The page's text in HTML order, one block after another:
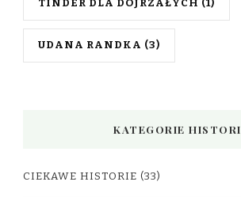
TINDER DLA DOJRZAŁYCH (1)
UDANA RANDKA (3)
KATEGORIE HISTORI
CIEKAWE HISTORIE (33)